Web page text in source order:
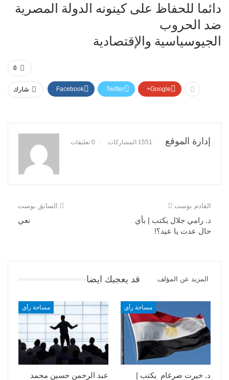
دائما للحفاظ على كينونه الدولة المصرية
ضد الحروب
الجيوسياسية والإقتصادية
0
شارك Facebook Twitter Google+
إدارة الموقع 1551 المشاركات 0 تعليقات
السابق بوست
نعي
القادم بوست
د. رامي جلال يكتب | بأي
حال عدت يا عيد؟!
قد يعجبك ايضا المزيد عن المؤلف
مساحة رأي
عبد الرحمن حسين محمد
مساحة رأي
د. خيرت ضرغام يكتب |